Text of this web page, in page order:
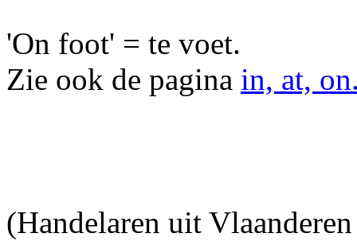
'On foot' = te voet.
Zie ook de pagina in, at,
(Handelaren uit